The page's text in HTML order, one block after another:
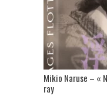
Mikio Naruse – «
ray